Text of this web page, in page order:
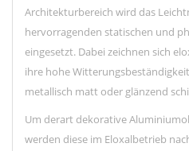
Architekturbereich wird das
hervorragenden statischen und
eingesetzt. Dabei zeichnen sich elo
ihre hohe
metallisch matt oder glänzend
Um derart dekorative
werden diese im Eloxalbetrieb